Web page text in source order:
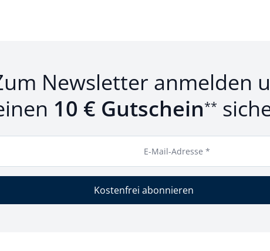
Newsletter anmelden
10 € Gutschein**
E-Mail-Adresse *
Kostenfrei abonnieren